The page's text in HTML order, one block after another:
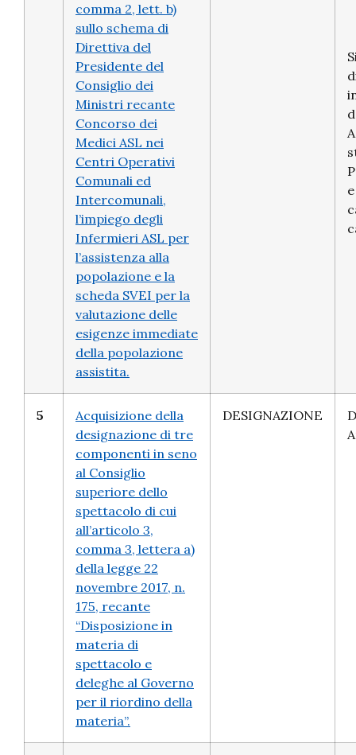
comma 2, lett. b)
sullo schema di
Direttiva del
Presidente del
Consiglio dei
Ministri recante
Concorso dei
Medici ASL nei
Centri Operativi
Comunali ed
Intercomunali,
l’impiego degli
Infermieri ASL per
l’assistenza alla
popolazione e la
scheda SVEI per la
valutazione delle
esigenze immediate
della popolazione
assistita.
5
Acquisizione della
designazione di tre
componenti in seno
al Consiglio
superiore dello
spettacolo di cui
all’articolo 3,
comma 3, lettera a)
della legge 22
novembre 2017, n.
175, recante
“Disposizione in
materia di
spettacolo e
deleghe al Governo
per il riordino della
materia”.
DESIGNAZIONE